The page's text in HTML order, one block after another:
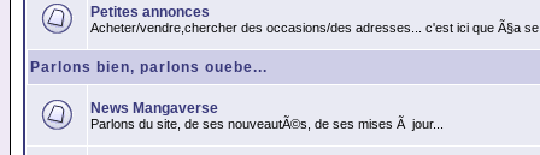
Petites annonces
Acheter/vendre,chercher des occasions/des adresses... c'est ici que Ã§a
Parlons bien, parlons ouebe...
News Mangaverse
Parlons du site, de ses nouveautÃ©s, de ses mises Ã jour...